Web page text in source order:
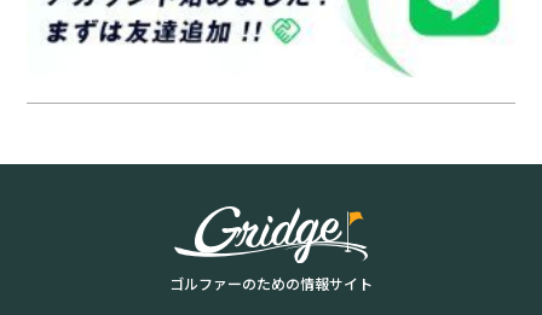
ゴルファーのための情報サイト